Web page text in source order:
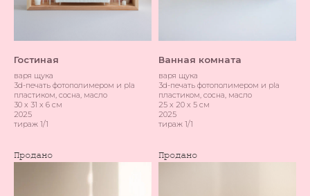
Гостиная
варя щука
3d-печать фотополимером и pla
пластиком, сосна, масло
30 х 31 х 6 см
2025
тираж 1/1
Ванная комната
варя щука
3d-печать фотополимером и pla
пластиком, сосна, масло
25 х 20 х 5 см
2025
тираж 1/1